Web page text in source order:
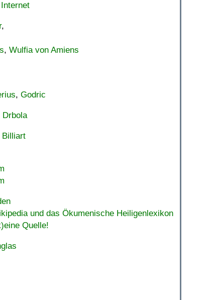
,
, Wulfia von Amiens
, Godric
Drbola
Billiart
und das Ökumenische Heiligenlexikon
Quelle!